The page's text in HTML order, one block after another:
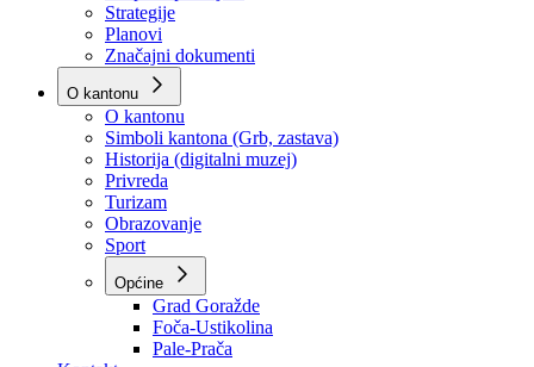
Poslovnik
Program rada Vlade
Ekspoze premijera
Strategije
Planovi
Značajni dokumenti
O kantonu
O kantonu
Simboli kantona (Grb, zastava)
Historija (digitalni muzej)
Privreda
Turizam
Obrazovanje
Sport
Općine